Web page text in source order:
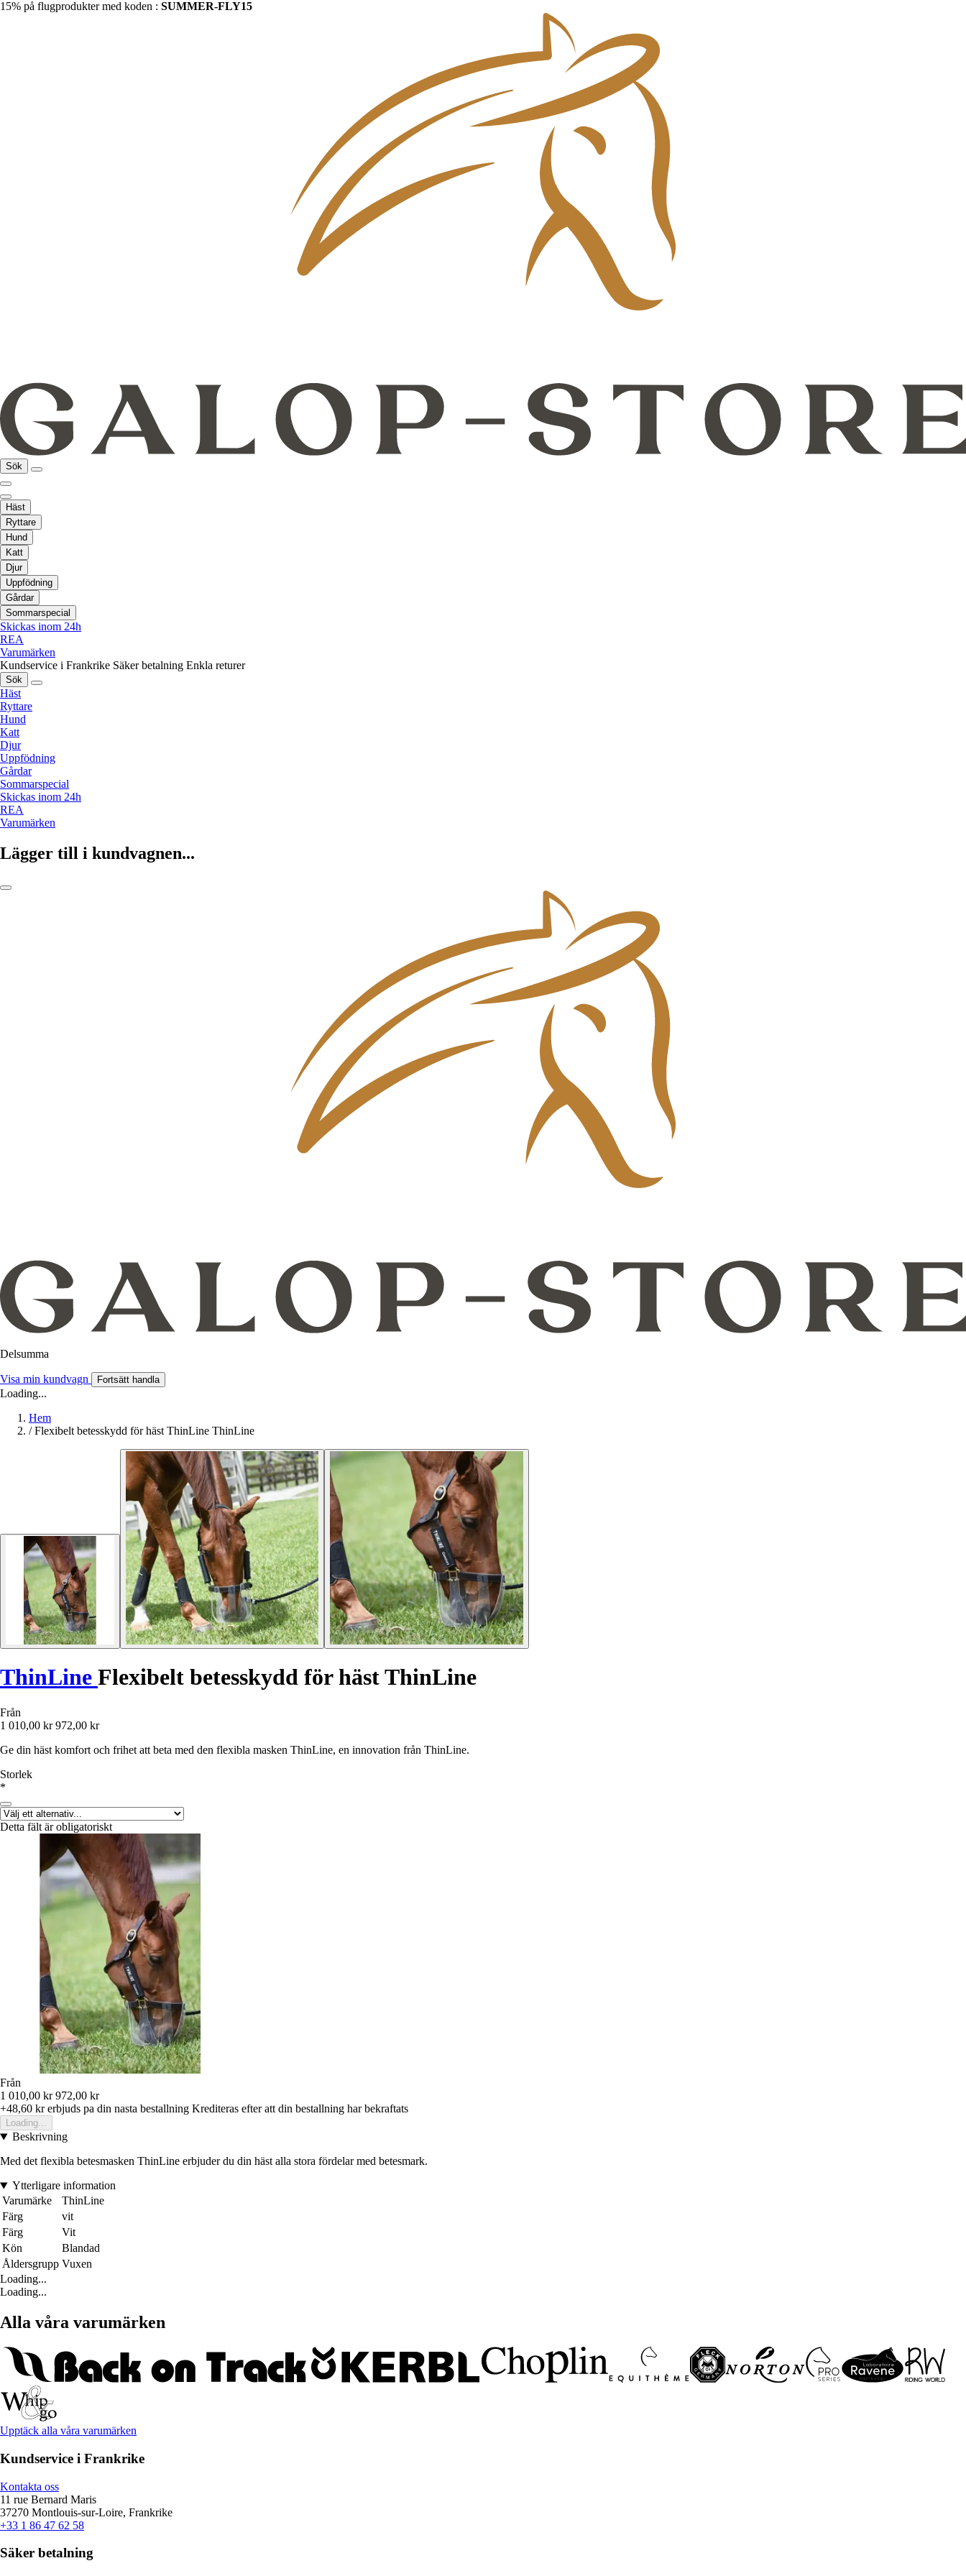
15% på flugprodukter med koden : SUMMER-FLY15
Sök
Häst
Ryttare
Hund
Katt
Djur
Uppfödning
Gårdar
Sommarspecial
Skickas inom 24h
REA
Varumärken
Kundservice i Frankrike Säker betalning Enkla returer
Sök
Häst
Ryttare
Hund
Katt
Djur
Uppfödning
Gårdar
Sommarspecial
Skickas inom 24h
REA
Varumärken
Lägger till i kundvagnen...
Delsumma
Visa min kundvagn Fortsätt handla
Loading...
Hem
/ Flexibelt betesskydd för häst ThinLine ThinLine
ThinLine Flexibelt betesskydd för häst ThinLine
Från
1 010,00 kr 972,00 kr
Ge din häst komfort och frihet att beta med den flexibla masken ThinLine, en innovation från ThinLine.
Storlek
*
Detta fält är obligatoriskt
Från
1 010,00 kr 972,00 kr
+48,60 krerbjuds pa din nasta bestallning Krediteras efter att din bestallning har bekraftats
Loading...
Beskrivning
Med det flexibla betesmasken ThinLine erbjuder du din häst alla stora fördelar med betesmark.
Ytterligare information
Varumärke
ThinLine
Färg
vit
Färg
Vit
Kön
Blandad
Åldersgrupp Vuxen
Loading...
Loading...
Alla våra varumärken
Upptäck alla våra varumärken
Kundservice i Frankrike
Kontakta oss
11 rue Bernard Maris
37270 Montlouis-sur-Loire, Frankrike
+33 1 86 47 62 58
Säker betalning